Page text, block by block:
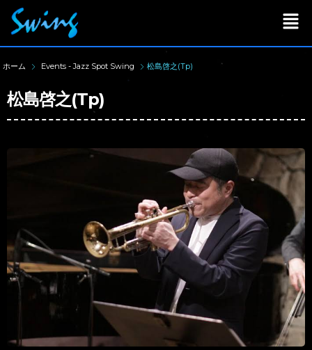
ホーム Events - Jazz Spot Swing 松島啓之(Tp)
松島啓之(Tp)